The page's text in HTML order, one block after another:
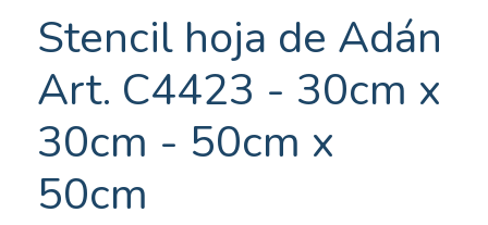
Stencil hoja de Adán
Art. C4423 - 30cm x
30cm - 50cm x
50cm